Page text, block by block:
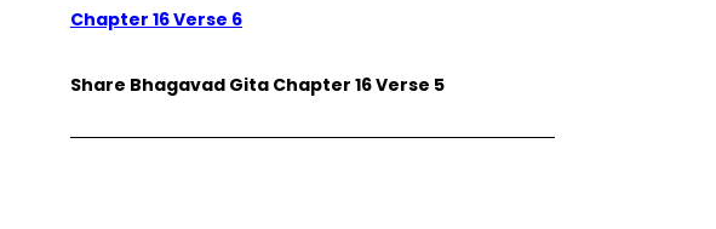
Chapter 16 Verse 6
Share Bhagavad Gita Chapter 16 Verse 5